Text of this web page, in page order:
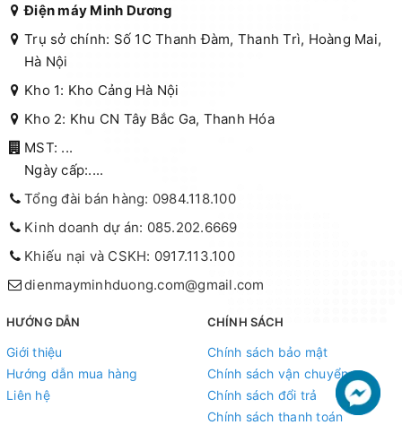
Điện máy Minh Dương
Trụ sở chính: Số 1C Thanh Đàm, Thanh Trì, Hoàng Mai,
Hà Nội
Kho 1: Kho Cảng Hà Nội
Kho 2: Khu CN Tây Bắc Ga, Thanh Hóa
MST: ...
Ngày cấp:....
Tổng đài bán hàng: 0984.118.100
Kinh doanh dự án: 085.202.6669
Khiếu nại và CSKH: 0917.113.100
dienmayminhduong.com@gmail.com
HƯỚNG DẪN
Giới thiệu
Hướng dẫn mua hàng
Liên hệ
CHÍNH SÁCH
Chính sách bảo mật
Chính sách vận chuyển
Chính sách đổi trả
Chính sách thanh toán